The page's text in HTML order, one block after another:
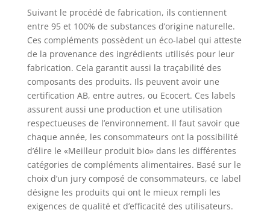
Suivant le procédé de fabrication, ils contiennent
entre 95 et 100% de substances d’origine naturelle.
Ces compléments possèdent un éco-label qui atteste
de la provenance des ingrédients utilisés pour leur
fabrication. Cela garantit aussi la traçabilité des
composants des produits. Ils peuvent avoir une
certification AB, entre autres, ou Ecocert. Ces labels
assurent aussi une production et une utilisation
respectueuses de l’environnement. Il faut savoir que
chaque année, les consommateurs ont la possibilité
d’élire le «Meilleur produit bio» dans les différentes
catégories de compléments alimentaires. Basé sur le
choix d’un jury composé de consommateurs, ce label
désigne les produits qui ont le mieux rempli les
exigences de qualité et d’efficacité des utilisateurs.